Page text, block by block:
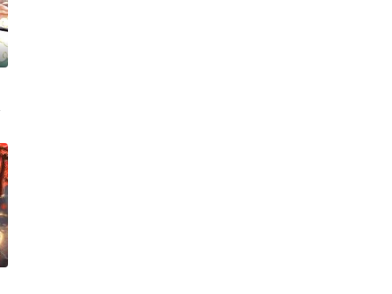
——她不
合潮流、呈现崭新的花仙子世界。
与老友佛印（一心想将苏东坡渡入佛门）、辽国女粉丝耶律云（原型为高